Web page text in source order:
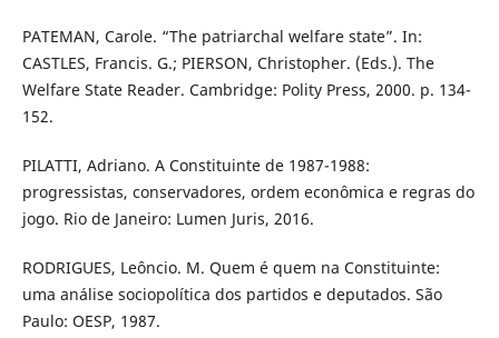
PATEMAN, Carole. “The patriarchal welfare state”. In:
CASTLES, Francis. G.; PIERSON, Christopher. (Eds.). The
Welfare State Reader. Cambridge: Polity Press, 2000. p. 134-
152.
PILATTI, Adriano. A Constituinte de 1987-1988:
progressistas, conservadores, ordem econômica e regras do
jogo. Rio de Janeiro: Lumen Juris, 2016.
RODRIGUES, Leôncio. M. Quem é quem na Constituinte:
uma análise sociopolítica dos partidos e deputados. São
Paulo: OESP, 1987.